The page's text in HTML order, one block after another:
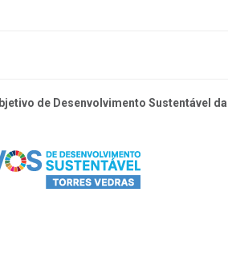
de Desenvolvimento Sustentável